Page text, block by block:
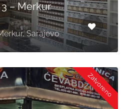
– Merkur
Sarajevo
Zatvoreno